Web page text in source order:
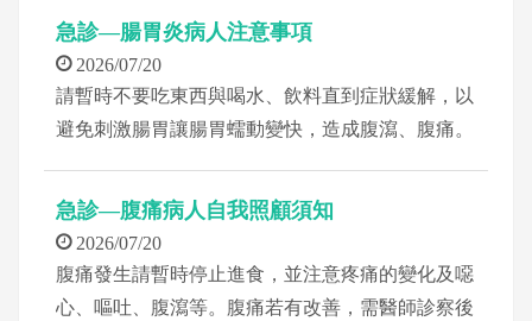
急診—腸胃炎病人注意事項
2026/07/20
請暫時不要吃東西與喝水、飲料直到症狀緩解，以
避免刺激腸胃讓腸胃蠕動變快，造成腹瀉、腹痛。
急診—腹痛病人自我照顧須知
2026/07/20
腹痛發生請暫時停止進食，並注意疼痛的變化及噁
心、嘔吐、腹瀉等。腹痛若有改善，需醫師診察後